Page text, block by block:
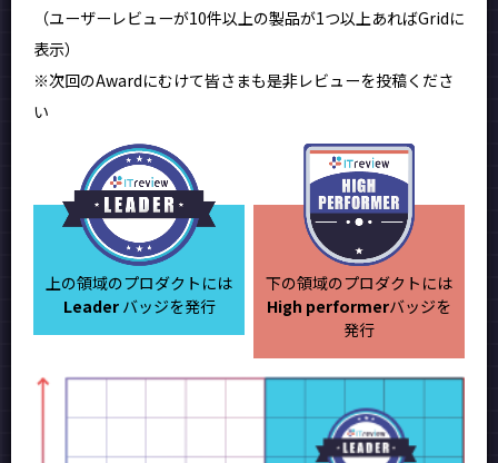
（ユーザーレビューが10件以上の製品が1つ以上あればGridに
表示）
※次回のAwardにむけて皆さまも是非レビューを投稿くださ
い
上の領域のプロダクトには
Leaderバッジを発行
下の領域のプロダクトには
High performerバッジを
発行